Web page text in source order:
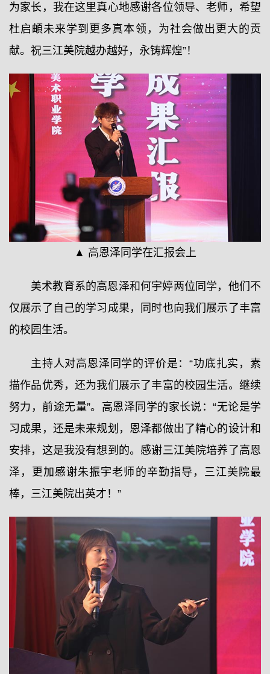
为家长，我在这里真心地感谢各位领导、老师，希望
杜启頔未来学到更多真本领，为社会做出更大的贡
献。祝三江美院越办越好，永铸辉煌”！
▲ 高恩泽同学在汇报会上
美术教育系的高恩泽和何宇婷两位同学，他们不
仅展示了自己的学习成果，同时也向我们展示了丰富
的校园生活。
主持人对高恩泽同学的评价是：“功底扎实，素
描作品优秀，还为我们展示了丰富的校园生活。继续
努力，前途无量”。高恩泽同学的家长说：“无论是学
习成果，还是未来规划，恩泽都做出了精心的设计和
安排，这是我没有想到的。感谢三江美院培养了高恩
泽，更加感谢朱振宇老师的辛勤指导，三江美院最
棒，三江美院出英才！”